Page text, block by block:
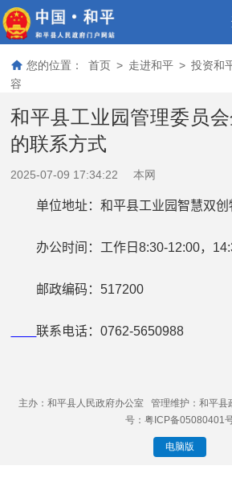
您的位置： 首页 > 走进和平 > 投资和
容
和平县工业园管理委员
的联系方式
2025-07-09 17:34:22 本网
单位地址：和平县工业园智慧双创
办公时间：工作日8:30-12:00，
邮政编码：517200
联系电话：0762-5650988
主办：和平县人民政府办公室 管理维护：和平
号：粤ICP备05080401
电脑版